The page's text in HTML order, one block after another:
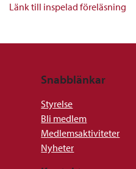
Länk till inspelad föreläsning
Snabblänkar
Styrelse
Bli medlem
Medlemsaktiviteter
Nyheter